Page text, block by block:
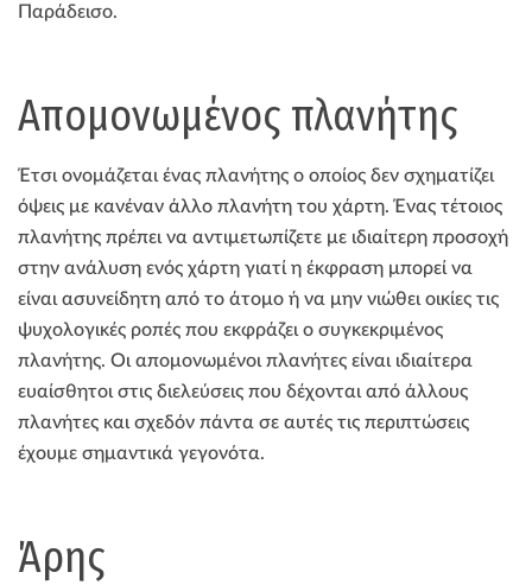
Παράδεισο.
Απομονωμένος πλανήτης
Έτσι ονομάζεται ένας πλανήτης ο οποίος δεν σχηματίζει
όψεις με κανέναν άλλο πλανήτη του χάρτη. Ένας τέτοιος
πλανήτης πρέπει να αντιμετωπίζετε με ιδιαίτερη προσοχή
στην ανάλυση ενός χάρτη γιατί η έκφραση μπορεί να
είναι ασυνείδητη από το άτομο ή να μην νιώθει οικίες τις
ψυχολογικές ροπές που εκφράζει ο συγκεκριμένος
πλανήτης. Οι απομονωμένοι πλανήτες είναι ιδιαίτερα
ευαίσθητοι στις διελεύσεις που δέχονται από άλλους
πλανήτες και σχεδόν πάντα σε αυτές τις περιπτώσεις
έχουμε σημαντικά γεγονότα.
Άρης